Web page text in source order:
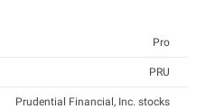
Pro
PRU
Prudential Financial, Inc. stocks